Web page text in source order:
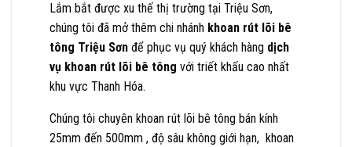
Lắm bắt được xu thế thị trường tại Triệu Sơn,
chúng tôi đã mở thêm chi nhánh khoan rút lõi bê
tông Triệu Sơn để phục vụ quý khách hàng dịch
vụ khoan rút lõi bê tông với triết khấu cao nhất
khu vực Thanh Hóa.
Chúng tôi chuyên khoan rút lõi bê tông bán kính
25mm đến 500mm , độ sâu không giới hạn, khoan